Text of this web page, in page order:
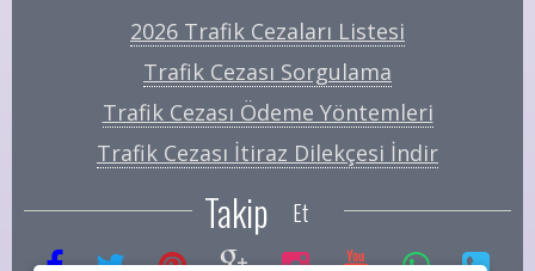
2026 Trafik Cezaları Listesi
Trafik Cezası Sorgulama
Trafik Cezası Ödeme Yöntemleri
Trafik Cezası İtiraz Dilekçesi İndir
Takip Et